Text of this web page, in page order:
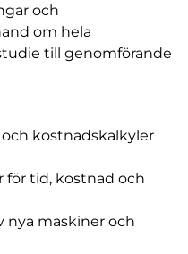
och
om hela
till genomförande
kostnadskalkyler
för tid, kostnad och
nya maskiner och